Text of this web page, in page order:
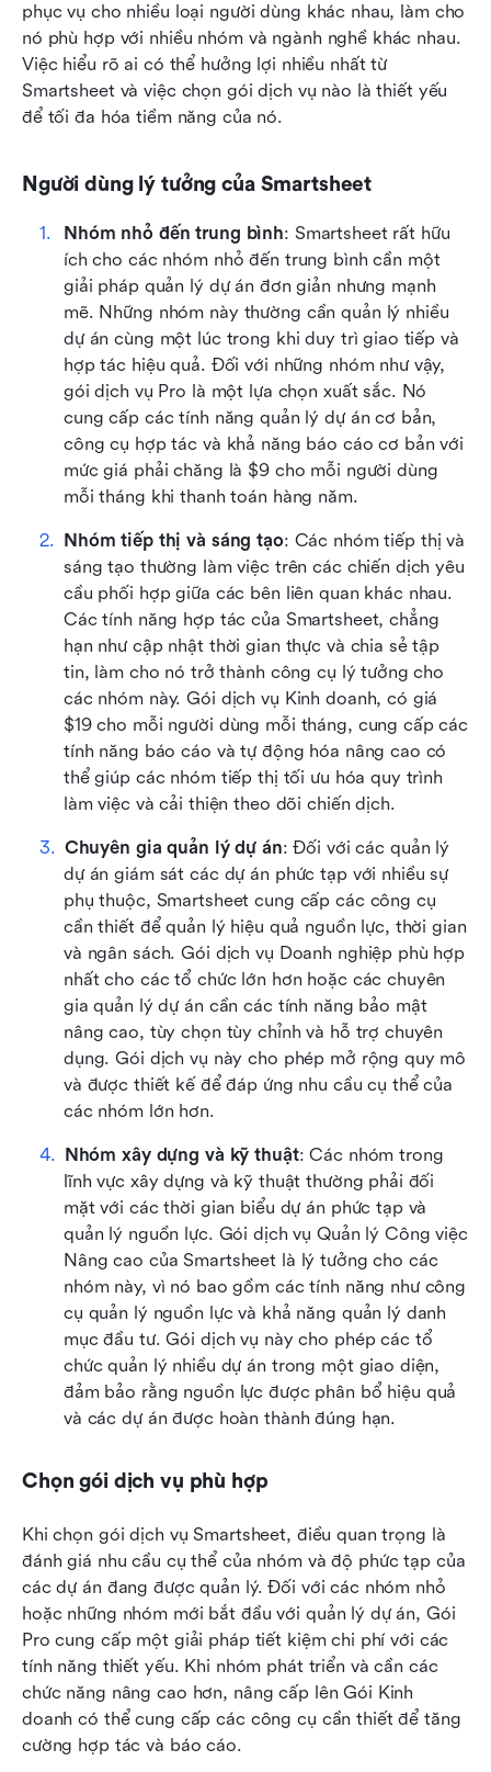
phục vụ cho nhiều loại người dùng khác nhau, làm cho
nó phù hợp với nhiều nhóm và ngành nghề khác nhau.
Việc hiểu rõ ai có thể hưởng lợi nhiều nhất từ
Smartsheet và việc chọn gói dịch vụ nào là thiết yếu
để tối đa hóa tiềm năng của nó.
Người dùng lý tưởng của Smartsheet
Nhóm nhỏ đến trung bình: Smartsheet rất hữu
ích cho các nhóm nhỏ đến trung bình cần một
giải pháp quản lý dự án đơn giản nhưng mạnh
mẽ. Những nhóm này thường cần quản lý nhiều
dự án cùng một lúc trong khi duy trì giao tiếp và
hợp tác hiệu quả. Đối với những nhóm như vậy,
gói dịch vụ Pro là một lựa chọn xuất sắc. Nó
cung cấp các tính năng quản lý dự án cơ bản,
công cụ hợp tác và khả năng báo cáo cơ bản với
mức giá phải chăng là $9 cho mỗi người dùng
mỗi tháng khi thanh toán hàng năm.
Nhóm tiếp thị và sáng tạo: Các nhóm tiếp thị và
sáng tạo thường làm việc trên các chiến dịch yêu
cầu phối hợp giữa các bên liên quan khác nhau.
Các tính năng hợp tác của Smartsheet, chẳng
hạn như cập nhật thời gian thực và chia sẻ tập
tin, làm cho nó trở thành công cụ lý tưởng cho
các nhóm này. Gói dịch vụ Kinh doanh, có giá
$19 cho mỗi người dùng mỗi tháng, cung cấp các
tính năng báo cáo và tự động hóa nâng cao có
thể giúp các nhóm tiếp thị tối ưu hóa quy trình
làm việc và cải thiện theo dõi chiến dịch.
Chuyên gia quản lý dự án: Đối với các quản lý
dự án giám sát các dự án phức tạp với nhiều sự
phụ thuộc, Smartsheet cung cấp các công cụ
cần thiết để quản lý hiệu quả nguồn lực, thời gian
và ngân sách. Gói dịch vụ Doanh nghiệp phù hợp
nhất cho các tổ chức lớn hơn hoặc các chuyên
gia quản lý dự án cần các tính năng bảo mật
nâng cao, tùy chọn tùy chỉnh và hỗ trợ chuyên
dụng. Gói dịch vụ này cho phép mở rộng quy mô
và được thiết kế để đáp ứng nhu cầu cụ thể của
các nhóm lớn hơn.
Nhóm xây dựng và kỹ thuật: Các nhóm trong
lĩnh vực xây dựng và kỹ thuật thường phải đối
mặt với các thời gian biểu dự án phức tạp và
quản lý nguồn lực. Gói dịch vụ Quản lý Công việc
Nâng cao của Smartsheet là lý tưởng cho các
nhóm này, vì nó bao gồm các tính năng như công
cụ quản lý nguồn lực và khả năng quản lý danh
mục đầu tư. Gói dịch vụ này cho phép các tổ
chức quản lý nhiều dự án trong một giao diện,
đảm bảo rằng nguồn lực được phân bổ hiệu quả
và các dự án được hoàn thành đúng hạn.
Chọn gói dịch vụ phù hợp
Khi chọn gói dịch vụ Smartsheet, điều quan trọng là
đánh giá nhu cầu cụ thể của nhóm và độ phức tạp của
các dự án đang được quản lý. Đối với các nhóm nhỏ
hoặc những nhóm mới bắt đầu với quản lý dự án, Gói
Pro cung cấp một giải pháp tiết kiệm chi phí với các
tính năng thiết yếu. Khi nhóm phát triển và cần các
chức năng nâng cao hơn, nâng cấp lên Gói Kinh
doanh có thể cung cấp các công cụ cần thiết để tăng
cường hợp tác và báo cáo.